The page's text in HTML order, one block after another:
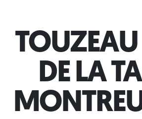
TOUZEAU
DE LA